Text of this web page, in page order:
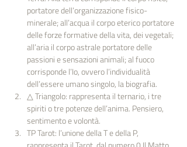
portatore dell’organizzazione fisico-
minerale; all’acqua il corpo eterico portatore
delle forze formative della vita, dei vegetali;
all’aria il corpo astrale portatore delle
passioni e sensazioni animali; al fuoco
corrisponde l’Io, ovvero l’individualità
dell’essere umano singolo, la biografia.
△ Triangolo: rappresenta il ternario, i tre
spiriti o tre potenze dell’anima. Pensiero,
sentimento e volontà.
TP Tarot: l’unione della T e della P,